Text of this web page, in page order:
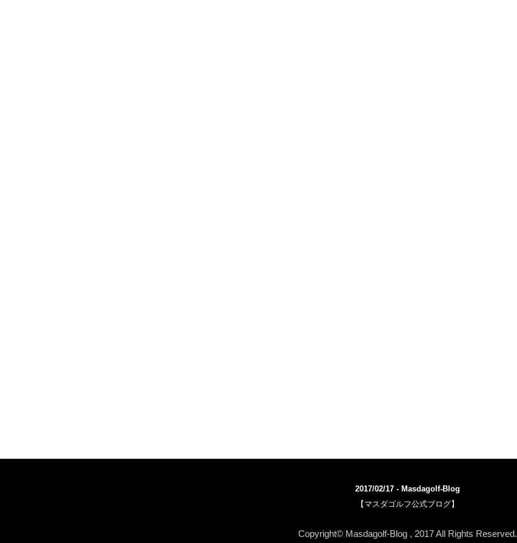
2017/02/17 - Masdagolf-Blog
【マスダゴルフ公式ブログ】
Copyright© Masdagolf-Blog , 2017 All Rights Reserved.